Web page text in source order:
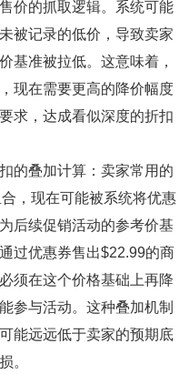
价的抓取逻辑。系统可能
被记录的低价，导致卖家
基准被拉低。这意味着，
现在需要更高的降价幅度
求，达成看似深度的折扣
叠加计算：卖家常用的
合，现在可能被系统将优惠
后续促销活动的参考价基
过优惠券售出$22.99的商
须在这个价格基础上再降
参与活动。这种叠加机制
能远远低于卖家的预期底
。